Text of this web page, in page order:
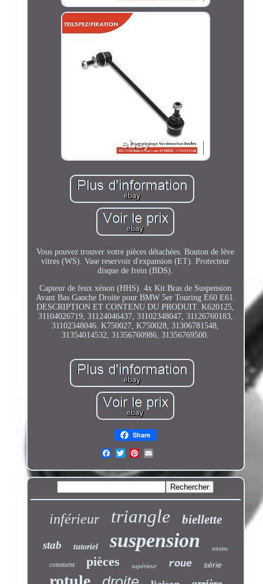
Vous pouvez trouver votre pièces détachées. Bouton de lève
vitres (WS). Vase reservoir d'expansion (ET). Protecteur
disque de frein (BDS).
Capteur de feux xénon (HHS). 4x Kit Bras de Suspension
Avant Bas Gauche Droite pour BMW 5er Touring E60 E61.
DESCRIPTION ET CONTENU DU PRODUIT. K620125,
31104026719, 31124046437, 31102348047, 31126760183,
31102348046. K750027, K750028, 31306781548,
31354014532, 31356760986, 31356769500.
Share
inférieur triangle biellette
stab tutoriel suspension rotules
comment pièces supérieur roue série